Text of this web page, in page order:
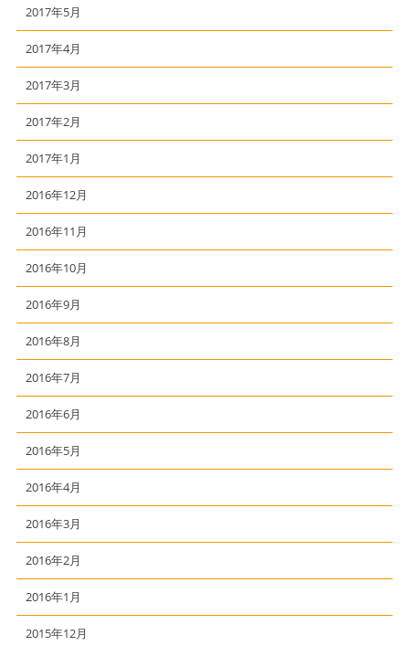
2017年5月
2017年4月
2017年3月
2017年2月
2017年1月
2016年12月
2016年11月
2016年10月
2016年9月
2016年8月
2016年7月
2016年6月
2016年5月
2016年4月
2016年3月
2016年2月
2016年1月
2015年12月